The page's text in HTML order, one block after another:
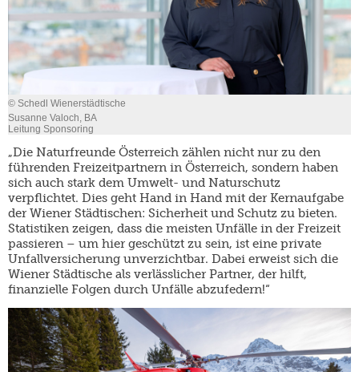
© Schedl Wienerstädtische
Susanne Valoch, BA
Leitung Sponsoring
„Die Naturfreunde Österreich zählen nicht nur zu den
führenden Freizeitpartnern in Österreich, sondern haben
sich auch stark dem Umwelt- und Naturschutz
verpflichtet. Dies geht Hand in Hand mit der Kernaufgabe
der Wiener Städtischen: Sicherheit und Schutz zu bieten.
Statistiken zeigen, dass die meisten Unfälle in der Freizeit
passieren – um hier geschützt zu sein, ist eine private
Unfallversicherung unverzichtbar. Dabei erweist sich die
Wiener Städtische als verlässlicher Partner, der hilft,
finanzielle Folgen durch Unfälle abzufedern!“